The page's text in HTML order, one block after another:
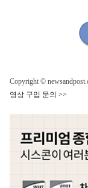
Copyright ©
영상 구입 문의 >>